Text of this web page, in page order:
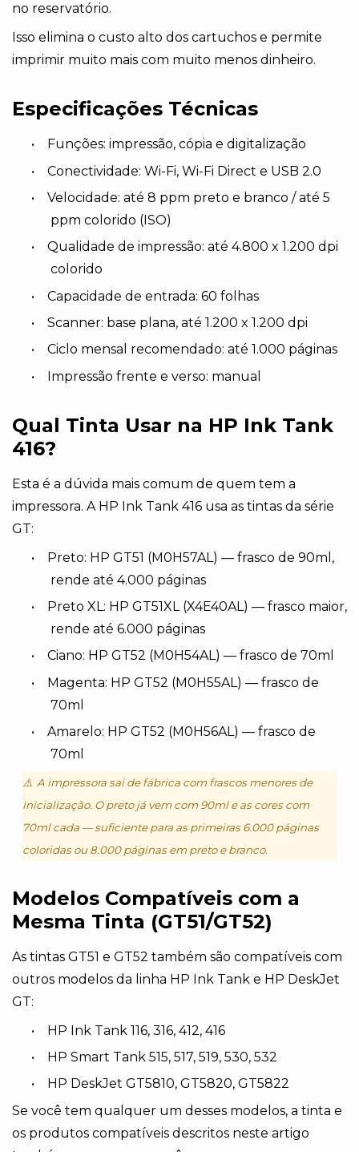
no reservatório.
Isso elimina o custo alto dos cartuchos e permite
imprimir muito mais com muito menos dinheiro.
Especificações Técnicas
•
Funções: impressão, cópia e digitalização
•
Conectividade: Wi-Fi, Wi-Fi Direct e USB 2.0
•
Velocidade: até 8 ppm preto e branco / até 5
ppm colorido (ISO)
•
Qualidade de impressão: até 4.800 x 1.200 dpi
colorido
•
Capacidade de entrada: 60 folhas
•
Scanner: base plana, até 1.200 x 1.200 dpi
•
Ciclo mensal recomendado: até 1.000 páginas
•
Impressão frente e verso: manual
Qual Tinta Usar na HP Ink Tank
416?
Esta é a dúvida mais comum de quem tem a
impressora. A HP Ink Tank 416 usa as tintas da série
GT:
•
Preto: HP GT51 (M0H57AL) — frasco de 90ml,
rende até 4.000 páginas
•
Preto XL: HP GT51XL (X4E40AL) — frasco maior,
rende até 6.000 páginas
•
Ciano: HP GT52 (M0H54AL) — frasco de 70ml
•
Magenta: HP GT52 (M0H55AL) — frasco de
70ml
•
Amarelo: HP GT52 (M0H56AL) — frasco de
70ml
⚠️ A impressora sai de fábrica com frascos menores de
inicialização. O preto já vem com 90ml e as cores com
70ml cada — suficiente para as primeiras 6.000 páginas
coloridas ou 8.000 páginas em preto e branco.
Modelos Compatíveis com a
Mesma Tinta (GT51/GT52)
As tintas GT51 e GT52 também são compatíveis com
outros modelos da linha HP Ink Tank e HP DeskJet
GT:
•
HP Ink Tank 116, 316, 412, 416
•
HP Smart Tank 515, 517, 519, 530, 532
•
HP DeskJet GT5810, GT5820, GT5822
Se você tem qualquer um desses modelos, a tinta e
os produtos compatíveis descritos neste artigo